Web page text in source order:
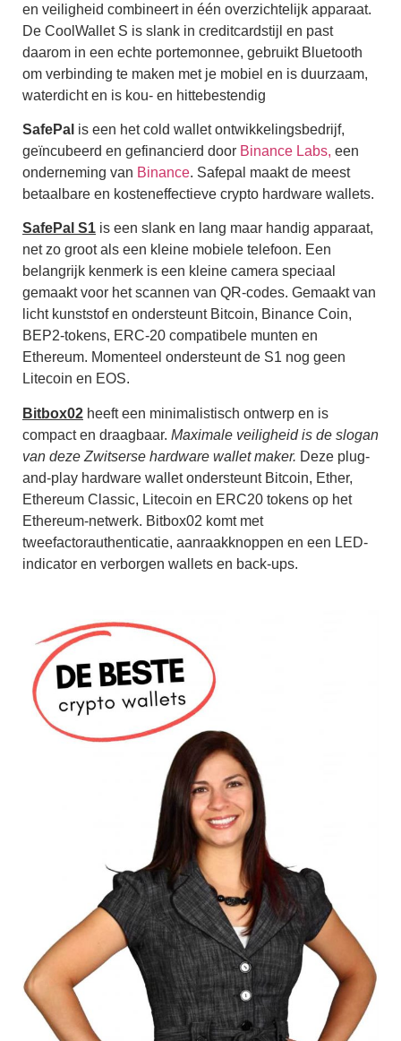
en veiligheid combineert in één overzichtelijk apparaat.
De CoolWallet S is slank in creditcardstijl en past
daarom in een echte portemonnee, gebruikt Bluetooth
om verbinding te maken met je mobiel en is duurzaam,
waterdicht en is kou- en hittebestendig
SafePal is een het cold wallet ontwikkelingsbedrijf,
geïncubeerd en gefinancierd door Binance Labs, een
onderneming van Binance. Safepal maakt de meest
betaalbare en kosteneffectieve crypto hardware wallets.
SafePal S1 is een slank en lang maar handig apparaat,
net zo groot als een kleine mobiele telefoon. Een
belangrijk kenmerk is een kleine camera speciaal
gemaakt voor het scannen van QR-codes. Gemaakt van
licht kunststof en ondersteunt Bitcoin, Binance Coin,
BEP2-tokens, ERC-20 compatibele munten en
Ethereum. Momenteel ondersteunt de S1 nog geen
Litecoin en EOS.
Bitbox02 heeft een minimalistisch ontwerp en is
compact en draagbaar. Maximale veiligheid is de slogan
van deze Zwitserse hardware wallet maker. Deze plug-
and-play hardware wallet ondersteunt Bitcoin, Ether,
Ethereum Classic, Litecoin en ERC20 tokens op het
Ethereum-netwerk. Bitbox02 komt met
tweefactorauthenticatie, aanraakknoppen en een LED-
indicator en verborgen wallets en back-ups.